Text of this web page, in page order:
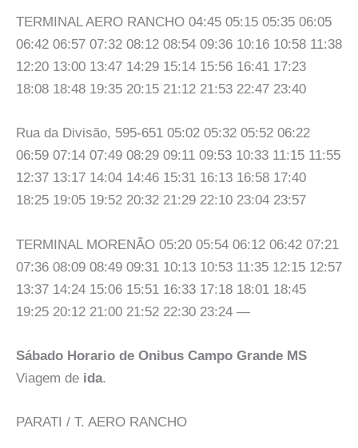
TERMINAL AERO RANCHO 04:45 05:15 05:35 06:05
06:42 06:57 07:32 08:12 08:54 09:36 10:16 10:58 11:38
12:20 13:00 13:47 14:29 15:14 15:56 16:41 17:23
18:08 18:48 19:35 20:15 21:12 21:53 22:47 23:40
Rua da Divisão, 595-651 05:02 05:32 05:52 06:22
06:59 07:14 07:49 08:29 09:11 09:53 10:33 11:15 11:55
12:37 13:17 14:04 14:46 15:31 16:13 16:58 17:40
18:25 19:05 19:52 20:32 21:29 22:10 23:04 23:57
TERMINAL MORENÃO 05:20 05:54 06:12 06:42 07:21
07:36 08:09 08:49 09:31 10:13 10:53 11:35 12:15 12:57
13:37 14:24 15:06 15:51 16:33 17:18 18:01 18:45
19:25 20:12 21:00 21:52 22:30 23:24 —
Sábado Horario de Onibus Campo Grande MS
Viagem de ida.
PARATI / T. AERO RANCHO